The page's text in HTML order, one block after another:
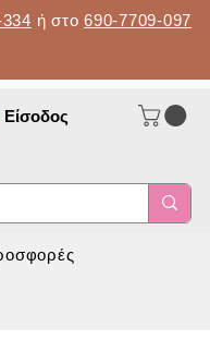
ή στο 690-7709-097
Είσοδος